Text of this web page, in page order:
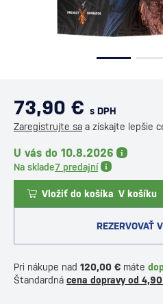
73,90 € s DPH
Zaregistrujte sa a získajte lepšie
U vás do 10.8.2026
Na sklade7 predajní
Vložiť do košíka V košíku
REZERVOVAŤ
Pri nákupe nad 120,00 € máte
Štandardná cena dopravy od